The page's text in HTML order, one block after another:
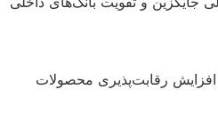
افزایش رقابت‌پذیری محصولات